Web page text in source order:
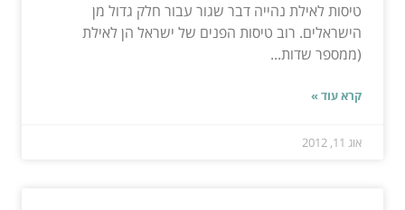
טיסות לאילת נהייה דבר שגור עבור חלק גדול מן
הישראלים. רוב טיסות הפנים של ישראל הן לאילת
(ממספר שדות...
קרא עוד »
אוג 11, 2012